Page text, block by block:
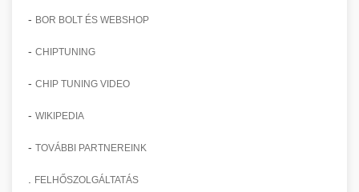
- BOR BOLT ÉS WEBSHOP
- CHIPTUNING
- CHIP TUNING VIDEO
- WIKIPEDIA
- TOVÁBBI PARTNEREINK
FELHŐSZOLGÁLTATÁS